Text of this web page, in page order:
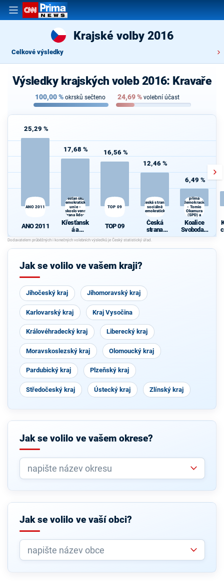
Krajské volby 2016
Celkové výsledky
Výsledky krajských voleb 2016: Kravaře
100,00% okrsků sečteno 24,69% volební účast
25,29 %
ANO 2011
ANO 2011
17,68 %
Křesťanská a
demokratická
unie -
Československá
strana lidová
Křesťansk
á a
demokrati
cká unie -
Českoslov
strana
16,56 %
TOP 09
TOP 09
12,46 %
Česká strana
sociálně
demokratická
Česká
strana
sociálně
demokrati
cká
6,49 %
přímá
demokracie
- Tomio
Okamura
(SPD) a
Strana Práv
Občanů
Koalice
Svoboda a
přímá
e - Tomio
Jak se volilo ve vašem kraji?
Jihočeský kraj Jihomoravský kraj
Karlovarský kraj Kraj Vysočina
Královéhradecký kraj Liberecký kraj
Moravskoslezský kraj Olomoucký kraj
Pardubický kraj Plzeňský kraj
Středočeský kraj Ústecký kraj Zlínský kraj
Jak se volilo ve vašem okrese?
Jak se volilo ve vaší obci?